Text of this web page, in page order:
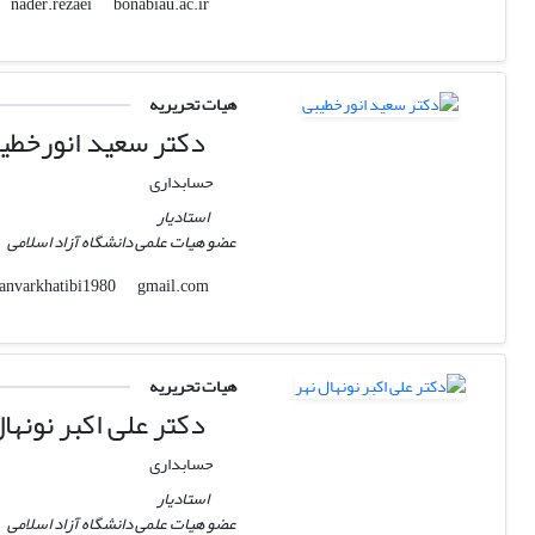
هیات تحریریه
دکتر سعید
حسابداری
استادیار
عضو هیات علمی دانشگاه آزاد اسلامی
anvarkhatibi1980
gmail.com
هیات تحریریه
دکتر علی اکبر
حسابداری
استادیار
عضو هیات علمی دانشگاه آزاد اسلامی